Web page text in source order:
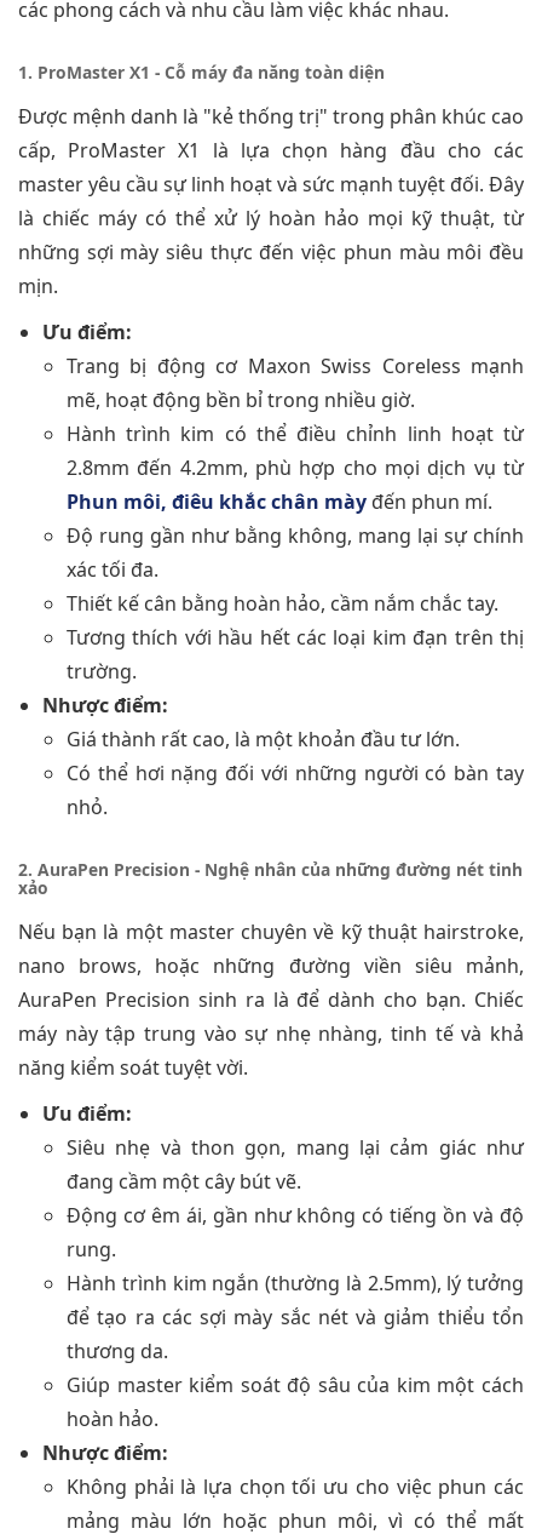
các phong cách và nhu cầu làm việc khác nhau.
1. ProMaster X1 - Cỗ máy đa năng toàn diện
Được mệnh danh là "kẻ thống trị" trong phân khúc cao
cấp, ProMaster X1 là lựa chọn hàng đầu cho các
master yêu cầu sự linh hoạt và sức mạnh tuyệt đối. Đây
là chiếc máy có thể xử lý hoàn hảo mọi kỹ thuật, từ
những sợi mày siêu thực đến việc phun màu môi đều
mịn.
Ưu điểm:
Trang bị động cơ Maxon Swiss Coreless mạnh
mẽ, hoạt động bền bỉ trong nhiều giờ.
Hành trình kim có thể điều chỉnh linh hoạt từ
2.8mm đến 4.2mm, phù hợp cho mọi dịch vụ từ
Phun môi, điêu khắc chân mày đến phun mí.
Độ rung gần như bằng không, mang lại sự chính
xác tối đa.
Thiết kế cân bằng hoàn hảo, cầm nắm chắc tay.
Tương thích với hầu hết các loại kim đạn trên thị
trường.
Nhược điểm:
Giá thành rất cao, là một khoản đầu tư lớn.
Có thể hơi nặng đối với những người có bàn tay
nhỏ.
2. AuraPen Precision - Nghệ nhân của những đường nét tinh
xảo
Nếu bạn là một master chuyên về kỹ thuật hairstroke,
nano brows, hoặc những đường viền siêu mảnh,
AuraPen Precision sinh ra là để dành cho bạn. Chiếc
máy này tập trung vào sự nhẹ nhàng, tinh tế và khả
năng kiểm soát tuyệt vời.
Ưu điểm:
Siêu nhẹ và thon gọn, mang lại cảm giác như
đang cầm một cây bút vẽ.
Động cơ êm ái, gần như không có tiếng ồn và độ
rung.
Hành trình kim ngắn (thường là 2.5mm), lý tưởng
để tạo ra các sợi mày sắc nét và giảm thiểu tổn
thương da.
Giúp master kiểm soát độ sâu của kim một cách
hoàn hảo.
Nhược điểm:
Không phải là lựa chọn tối ưu cho việc phun các
mảng màu lớn hoặc phun môi, vì có thể mất